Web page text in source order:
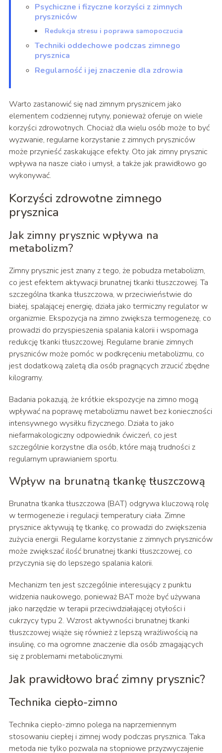
Psychiczne i fizyczne korzyści z zimnych
pryszniców
Redukcja stresu i poprawa samopoczucia
Techniki oddechowe podczas zimnego
prysznica
Regularność i jej znaczenie dla zdrowia
Warto zastanowić się nad zimnym prysznicem jako
elementem codziennej rutyny, ponieważ oferuje on wiele
korzyści zdrowotnych. Chociaż dla wielu osób może to być
wyzwanie, regularne korzystanie z zimnych pryszniców
może przynieść zaskakujące efekty. Oto jak zimny prysznic
wpływa na nasze ciało i umysł, a także jak prawidłowo go
wykonywać.
Korzyści zdrowotne zimnego
prysznica
Jak zimny prysznic wpływa na
metabolizm?
Zimny prysznic jest znany z tego, że pobudza metabolizm,
co jest efektem aktywacji brunatnej tkanki tłuszczowej. Ta
szczególna tkanka tłuszczowa, w przeciwieństwie do
białej, spalającej energię, działa jako termiczny regulator w
organizmie. Ekspozycja na zimno zwiększa termogenezę, co
prowadzi do przyspieszenia spalania kalorii i wspomaga
redukcję tkanki tłuszczowej. Regularne branie zimnych
pryszniców może pomóc w podkręceniu metabolizmu, co
jest dodatkową zaletą dla osób pragnących zrzucić zbędne
kilogramy.
Badania pokazują, że krótkie ekspozycje na zimno mogą
wpływać na poprawę metabolizmu nawet bez konieczności
intensywnego wysiłku fizycznego. Działa to jako
niefarmakologiczny odpowiednik ćwiczeń, co jest
szczególnie korzystne dla osób, które mają trudności z
regularnym uprawianiem sportu.
Wpływ na brunatną tkankę tłuszczową
Brunatna tkanka tłuszczowa (BAT) odgrywa kluczową rolę
w termogenezie i regulacji temperatury ciała. Zimne
prysznice aktywują tę tkankę, co prowadzi do zwiększenia
zużycia energii. Regularne korzystanie z zimnych pryszniców
może zwiększać ilość brunatnej tkanki tłuszczowej, co
przyczynia się do lepszego spalania kalorii.
Mechanizm ten jest szczególnie interesujący z punktu
widzenia naukowego, ponieważ BAT może być używana
jako narzędzie w terapii przeciwdziałającej otyłości i
cukrzycy typu 2. Wzrost aktywności brunatnej tkanki
tłuszczowej wiąże się również z lepszą wrażliwością na
insulinę, co ma ogromne znaczenie dla osób zmagających
się z problemami metabolicznymi.
Jak prawidłowo brać zimny prysznic?
Technika ciepło-zimno
Technika ciepło-zimno polega na naprzemiennym
stosowaniu ciepłej i zimnej wody podczas prysznica. Taka
metoda nie tylko pozwala na stopniowe przyzwyczajenie